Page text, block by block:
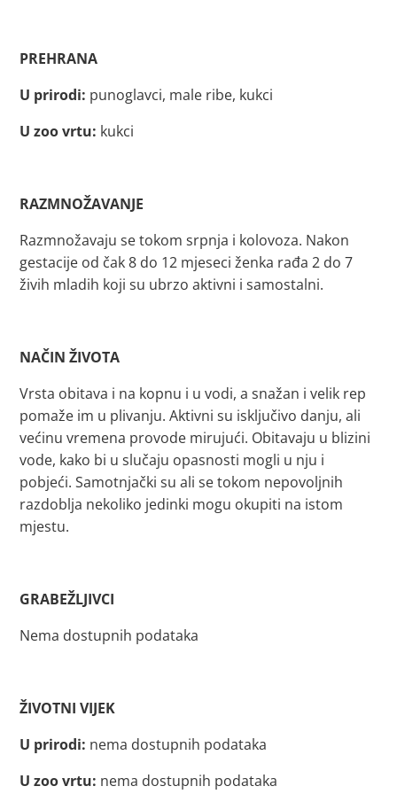
PREHRANA
U prirodi: punoglavci, male ribe, kukci
U zoo vrtu: kukci
RAZMNOŽAVANJE
Razmnožavaju se tokom srpnja i kolovoza. Nakon
gestacije od čak 8 do 12 mjeseci ženka rađa 2 do 7
živih mladih koji su ubrzo aktivni i samostalni.
NAČIN ŽIVOTA
Vrsta obitava i na kopnu i u vodi, a snažan i velik rep
pomaže im u plivanju. Aktivni su isključivo danju, ali
većinu vremena provode mirujući. Obitavaju u blizini
vode, kako bi u slučaju opasnosti mogli u nju i
pobjeći. Samotnjački su ali se tokom nepovoljnih
razdoblja nekoliko jedinki mogu okupiti na istom
mjestu.
GRABEŽLJIVCI
Nema dostupnih podataka
ŽIVOTNI VIJEK
U prirodi: nema dostupnih podataka
U zoo vrtu: nema dostupnih podataka